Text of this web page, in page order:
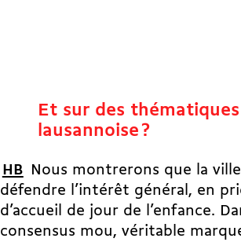
Et sur des
lausannoise ?
HB Nous montrerons que la
défendre l’intérêt général, en
d’accueil de jour de l’enfance.
consensus mou, véritable